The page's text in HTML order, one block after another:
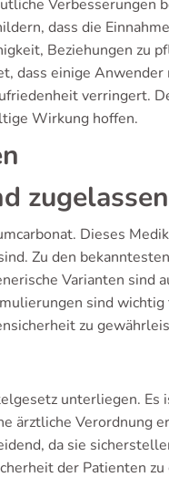
Verbesserungen
dass die
Beziehungen zu
dass einige Anwender
verringert.
Wirkung hoffen.
Dieses
Zu den
Varianten sind
sind
zu
unterliegen. Es
ärztliche Verordnung
da sie
der Patienten